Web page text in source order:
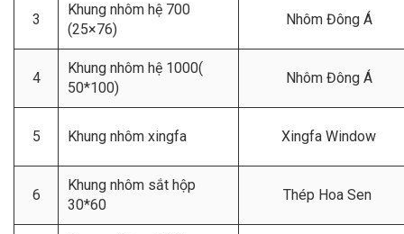
3
Khung nhôm hệ 700
(25×76)
Nhôm Đông Á
4
Khung nhôm hệ 1000(
50*100)
Nhôm Đông Á
5 Khung nhôm xingfa Xingfa Window
6
Khung nhôm sắt hộp
30*60
Thép Hoa Sen